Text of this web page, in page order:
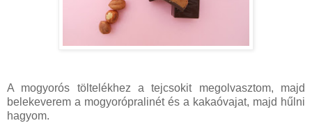
A mogyorós töltelékhez a tejcsokit megolvasztom, majd
belekeverem a mogyorópralinét és a kakaóvajat, majd hűlni
hagyom.